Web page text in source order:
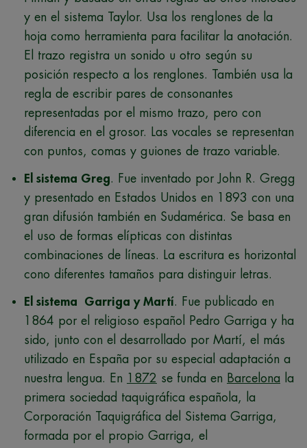
y en el sistema Taylor. Usa los renglones de la
hoja como herramienta para facilitar la anotación.
El trazo registra un sonido u otro según su
posición respecto a los renglones. También usa la
regla de escribir pares de consonantes
representadas por el mismo trazo, pero con
diferencia en el grosor. Las vocales se representan
con puntos, comas y guiones de trazo variable.
El sistema Greg. Fue inventado por John R. Gregg
y presentado en Estados Unidos en 1893 con una
gran difusión también en Sudamérica. Se basa en
el uso de formas elípticas con distintas
combinaciones de líneas. La escritura es horizontal
cono diferentes tamaños para distinguir letras.
El sistema Garriga y Martí. Fue publicado en
1864 por el religioso español Pedro Garriga y ha
sido, junto con el desarrollado por Martí, el más
utilizado en España por su especial adaptación a
nuestra lengua. En 1872 se funda en Barcelona la
primera sociedad taquigráfica española, la
Corporación Taquigráfica del Sistema Garriga,
formada por el propio Garriga, el